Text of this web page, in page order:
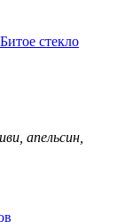
апельсин,